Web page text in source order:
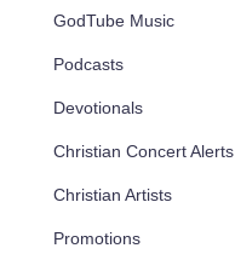
GodTube Music
Podcasts
Devotionals
Christian Concert Alerts
Christian Artists
Promotions